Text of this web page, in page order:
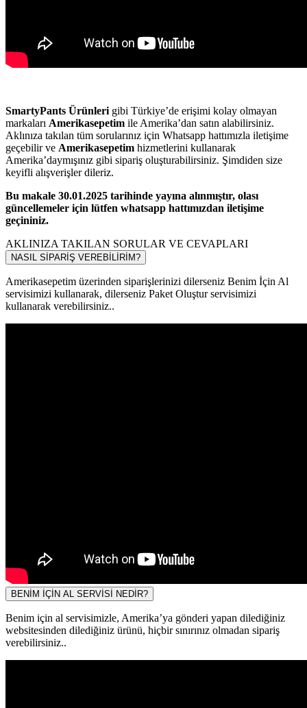
SmartyPants Ürünleri gibi Türkiye’de erişimi kolay olmayan
markaları Amerikasepetim ile Amerika’dan satın alabilirsiniz.
Aklınıza takılan tüm sorularınız için Whatsapp hattımızla iletişime
geçebilir ve Amerikasepetim hizmetlerini kullanarak
Amerika’daymışınız gibi sipariş oluşturabilirsiniz. Şimdiden size
keyifli alışverişler dileriz.
Bu makale 30.01.2025 tarihinde yayına alınmıştır, olası
güncellemeler için lütfen whatsapp hattımızdan iletişime
geçininiz.
AKLINIZA TAKILAN SORULAR VE CEVAPLARI
NASIL SİPARİŞ VEREBİLİRİM?
Amerikasepetim üzerinden siparişlerinizi dilerseniz Benim İçin Al
servisimizi kullanarak, dilerseniz Paket Oluştur servisimizi
kullanarak verebilirsiniz..
BENİM İÇİN AL SERVİSİ NEDİR?
Benim için al servisimizle, Amerika’ya gönderi yapan dilediğiniz
websitesinden dilediğiniz ürünü, hiçbir sınırınız olmadan sipariş
verebilirsiniz..